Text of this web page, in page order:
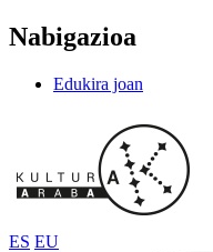
Nabigazioa
Edukira joan
ES EU